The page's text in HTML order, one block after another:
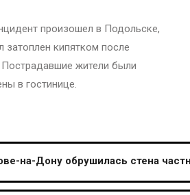
произошел в Подольске,
кипятком после
жители были
в гостинице.
на-Дону обрушилась стена